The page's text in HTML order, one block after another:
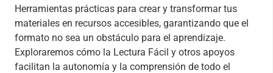
Herramientas prácticas para crear y transformar tus
materiales en recursos accesibles, garantizando que el
formato no sea un obstáculo para el aprendizaje.
Exploraremos cómo la Lectura Fácil y otros apoyos
facilitan la autonomía y la comprensión de todo el